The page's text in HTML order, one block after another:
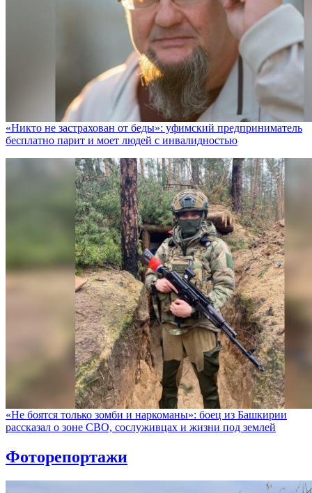
«Никто не заcтрахован от беды»: уфимский предприниматель
бесплатно парит и моет людей с инвалидностью
«Не боятся только зомби и наркоманы»: боец из Башкирии
рассказал о зоне СВО, сослуживцах и жизни под землей
Фоторепортажи